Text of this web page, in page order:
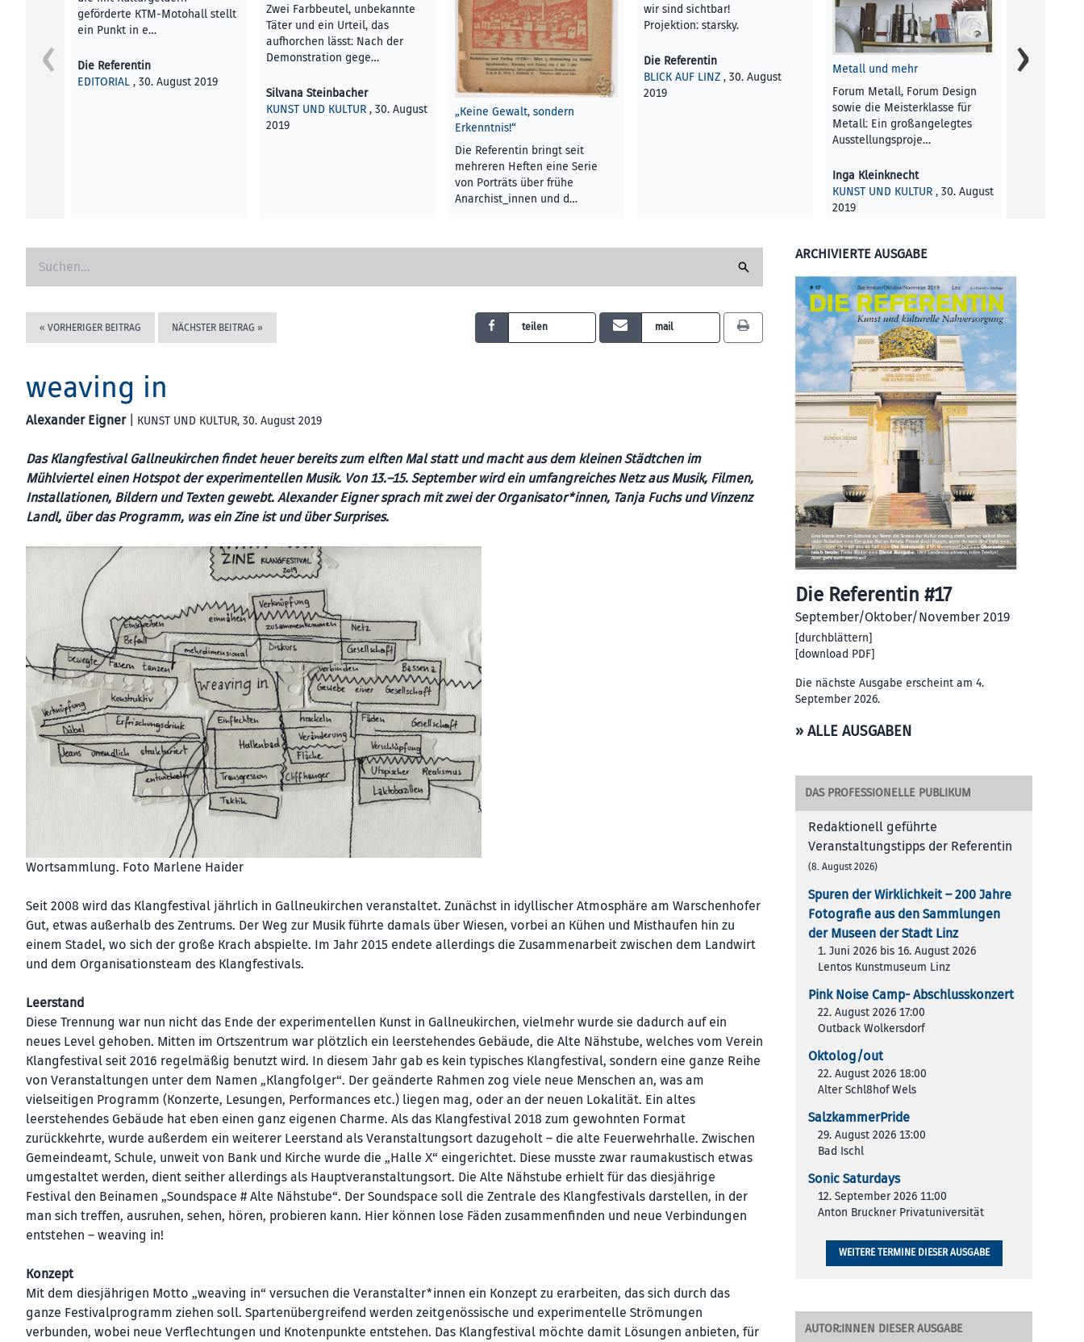
geförderte KTM-Motohall stellt
ein Punkt in e…
Die Referentin
EDITORIAL , 30. August 2019
Zwei Farbbeutel, unbekannte
Täter und ein Urteil, das
aufhorchen lässt: Nach der
Demonstration gege…
Silvana Steinbacher
KUNST UND KULTUR , 30. August
2019
„Keine Gewalt, sondern
Erkenntnis!“
Die Referentin bringt seit
mehreren Heften eine Serie
von Porträts über frühe
Anarchist_innen und d…
KUNST UND KULTUR, 30. August
wir sind sichtbar!
Projektion: starsky.
Die Referentin
BLICK AUF LINZ , 30. August
2019
Metall und mehr
Forum Metall, Forum Design
sowie die Meisterklasse für
Metall: Ein großangelegtes
Ausstellungsproje…
Inga Kleinknecht
KUNST UND KULTUR , 30. August
2019
« VORHERIGER BEITRAG NÄCHSTER BEITRAG » teilen mail
weaving in
Alexander Eigner| KUNST UND KULTUR, 30. August 2019
Das Klangfestival Gallneukirchen findet heuer bereits zum elften Mal statt und macht aus dem kleinen Städtchen im
Mühlviertel einen Hotspot der experimentellen Musik. Von 13.–15. September wird ein umfangreiches Netz aus Musik, Filmen,
Installationen, Bildern und Texten gewebt. Alexander Eigner sprach mit zwei der Organisator*innen, Tanja Fuchs und Vinzenz
Landl, über das Programm, was ein Zine ist und über Surprises.
Wortsammlung. Foto Marlene Haider
Seit 2008 wird das Klang­festival jährlich in Gallneukirchen veranstaltet. Zunächst in idyl­lischer Atmosphäre am Warschenhofer
Gut, etwas außerhalb des Zentrums. Der Weg zur Musik führte damals über Wiesen, vorbei an Kühen und Misthaufen hin zu
einem Stadel, wo sich der große Krach abspielte. Im Jahr 2015 endete allerdings die Zusammenarbeit zwischen dem Landwirt
und dem Organisationsteam des Klangfestivals.
Leerstand
Diese Trennung war nun nicht das Ende der experimentellen Kunst in Gallneukirchen, vielmehr wurde sie dadurch auf ein
neues Level gehoben. Mitten im Ortszentrum war plötzlich ein leerstehendes Gebäude, die Alte Nähstube, welches vom Verein
Klangfestival seit 2016 regelmäßig benutzt wird. In diesem Jahr gab es kein typisches Klangfestival, sondern eine ganze Reihe
von Veranstaltungen unter dem Namen „Klangfolger“. Der geänderte Rahmen zog viele neue Menschen an, was am
vielseitigen Programm (Konzerte, Lesungen, Performances etc.) liegen mag, oder an der neuen Lokalität. Ein altes
leerstehendes Gebäude hat eben einen ganz eigenen Charme. Als das Klangfestival 2018 zum gewohnten Format
zurückkehrte, wurde außerdem ein weiterer Leerstand als Veranstaltungsort dazugeholt – die alte Feuerwehrhalle. Zwischen
Gemeindeamt, Schule, unweit von Bank und Kirche wurde die „Halle X“ eingerichtet. Diese musste zwar raumakustisch etwas
umgestaltet werden, dient seither allerdings als Hauptveranstaltungsort. Die Alte Nähstube erhielt für das diesjährige
Festival den Beinamen „Soundspace # Alte Nähstube“. Der Soundspace soll die Zentrale des Klangfestivals darstellen, in der
man sich treffen, ausruhen, sehen, hören, probieren kann. Hier können lose Fäden zusammenfinden und neue Verbindungen
entstehen – weaving in!
Konzept
Mit dem diesjährigen Motto „weaving in“ versuchen die Veranstalter*innen ein Konzept zu erarbeiten, das sich durch das
ganze Festivalprogramm ziehen soll. Spartenübergreifend werden zeitgenössische und experimentelle Strömungen
verbunden, wobei neue Verflechtungen und Knotenpunkte entstehen. Das Klangfestival möchte damit Lösungen anbieten, für
ARCHIVIERTE AUSGABE
Die Referentin #17
September/Oktober/November 2019
[durchblättern]
[download PDF]
Die nächste Ausgabe erscheint am 4.
September 2026.
» ALLE AUSGABEN
DAS PROFESSIONELLE PUBLIKUM
Redaktionell geführte
Veranstaltungstipps der Referentin
(8. August 2026)
Spuren der Wirklichkeit – 200 Jah­re
Foto­gra­fie aus den Samm­lun­gen
der Muse­en der Stadt Linz
1. Juni 2026 bis 16. August 2026
Lentos Kunstmuseum Linz
Pink Noise Camp- Abschlusskonzert
22. August 2026 17:00
Outback Wolkersdorf
Oktolog/out
22. August 2026 18:00
Alter Schl8hof Wels
SalzkammerPride
29. August 2026 13:00
Bad Ischl
Sonic Saturdays
12. September 2026 11:00
Anton Bruckner Privatuniversität
WEITERE TERMINE DIESER AUSGABE
AUTOR:INNEN DIESER AUSGABE